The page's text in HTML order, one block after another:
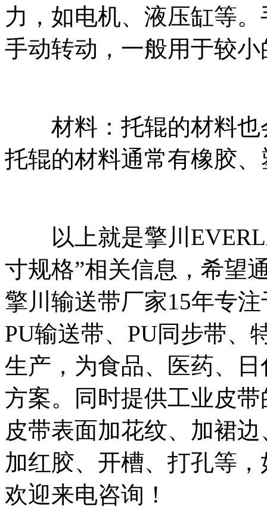
力，如电机、液压缸等
手动转动，一般用于较
材料：托辊的材料也
托辊的材料通常有橡胶
以上就是擎川
寸规格”相关信息，希望
擎川输送带厂家15年专
PU输送带、PU同步带、
生产，为食品、医药、
方案。同时提供工业皮
皮带表面加花纹、加裙
加红胶、开槽、打孔等
欢迎来电咨询！